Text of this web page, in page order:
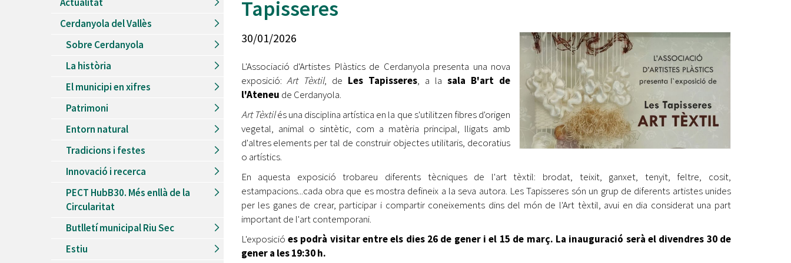
Recursos Humans
Retiment de Comptes
Accés a Informació Pública
Dades Obertes
Catàleg de Serveis i Tràmits
Del26/06/2026al30/08/2026
Patis oberts temporada d'estiu
Piscines d'estiu a Cerdanyola
Del01/06/2026al30/09/2026
Refugis climàtics a Cerdanyola
Jocs d'aigua del Parc Cordelles
Del01/07/2024al31/08/2026
Decorem! Conte 'La truita de nabius'
Oberta la convocatòria d'Ajuts per a l'autoocupació
jove 2026
Cerdanyola opta a més de 5 milions d'euros del Pla de
l'entorn de l'avinguda Catalunya
El FIT presenta el cartell de la seva 16a edició i dona el
L’Ajuntament reparteix ulleres gratuïtes per veure
l'eclipsi solar
Entitats
Equipaments
Mercats Municipals
Webs Municipals
Cerdanyola del Vallès
Sobre Cerdanyola
La història
El municipi en xifres
Patrimoni
Entorn natural
Tradicions i festes
Innovació i recerca
PECT HubB30. Més enllà de la
Circularitat
Butlletí municipal Riu Sec
Estiu
Tapisseres
30/01/2026
L'Associació d'Artistes Plàstics de Cerdanyola presenta una nova
exposició:Art Tèxtil, de Les Tapisseres, a lasala B'art de
l'Ateneu de Cerdanyola.
Art Tèxtilés una disciplina artística en la que s'utilitzen fibres d'origen
vegetal, animal o sintètic, com a matèria principal, lligats amb
d'altres elements per tal de construir objectes utilitaris, decoratius
o artístics.
En aquesta exposició trobareu diferents tècniques de l'art tèxtil: brodat, teixit, ganxet, tenyit, feltre, cosit,
estampacions...cada obra que es mostra defineix a la seva autora. Les Tapisseres són un grup de diferents artistes unides
per les ganes de crear, participar i compartir coneixements dins del món de l'Art tèxtil, avui en dia considerat una part
important de l'art contemporani.
L'exposició es podrà visitar entre els dies 26 de gener i el 15 de març. La inauguració serà el divendres 30 de
gener a les 19:30 h.